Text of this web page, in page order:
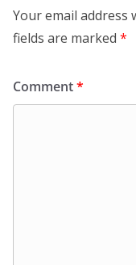
Your email address
fields are marked *
Comment*